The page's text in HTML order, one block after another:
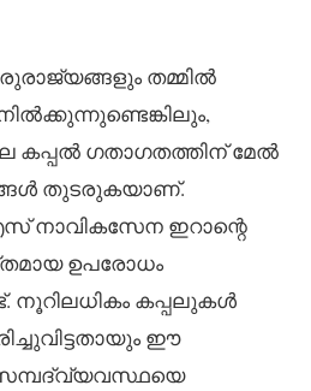
തമ്മിൽ
കപ്പൽ ഗതാഗതത്തിന് മേൽ
തുടരുകയാണ്.
നാവികസേന ഇറാന്റെ
ഉപരോധം
നൂറിലധികം കപ്പലുകൾ
ഈ
സമ്പദ്‌വ്യവസ്ഥയെ